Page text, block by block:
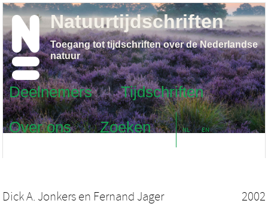
Deelnemers
Tijdschriften
Over ons
Zoeken NL EN
Natuurtijdschriften
Toegang tot tijdschriften over de Nederlandse
natuur
Dick A. Jonkers en Fernand Jager 2002